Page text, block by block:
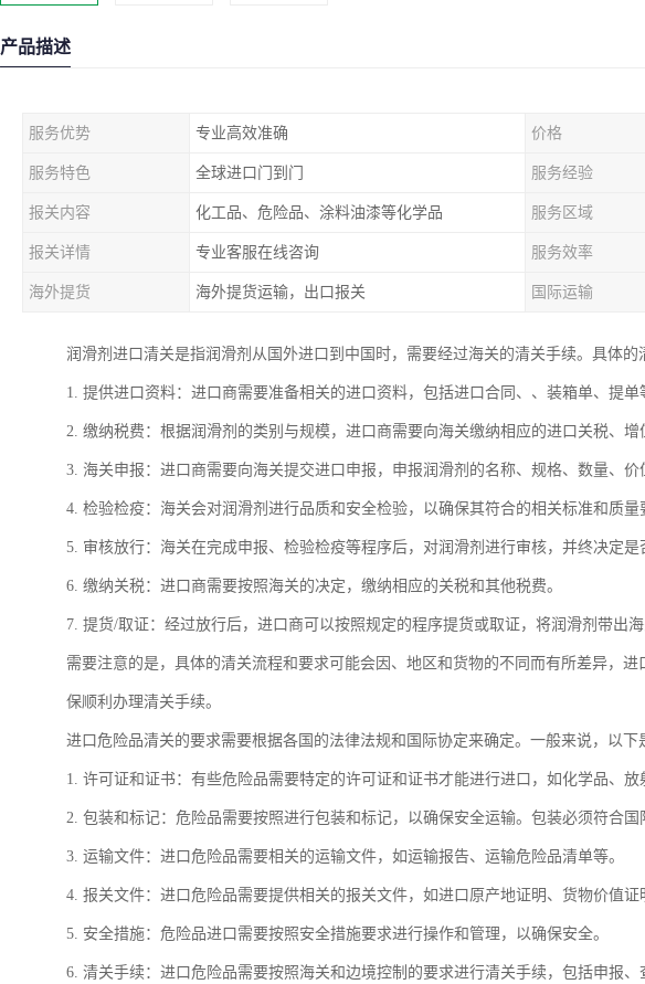
产品描述
服务优势 专业高效准确 价格
服务特色 全球进口门到门 服务经验
报关内容 化工品、危险品、涂料油漆等化学品 服务区域
报关详情 专业客服在线咨询 服务效率
海外提货 海外提货运输，出口报关 国际运输
润滑剂进口清关是指润滑剂从国外进口到中国时，需要经过海关的清关手续。具体的
1. 提供进口资料：进口商需要准备相关的进口资料，包括进口合同、、装箱单、提单
2. 缴纳税费：根据润滑剂的类别与规模，进口商需要向海关缴纳相应的进口关税、
3. 海关申报：进口商需要向海关提交进口申报，申报润滑剂的名称、规格、数量、
4. 检验检疫：海关会对润滑剂进行品质和安全检验，以确保其符合的相关标准和质量
5. 审核放行：海关在完成申报、检验检疫等程序后，对润滑剂进行审核，并终决定是
6. 缴纳关税：进口商需要按照海关的决定，缴纳相应的关税和其他税费。
7. 提货/取证：经过放行后，进口商可以按照规定的程序提货或取证，将润滑剂带出
需要注意的是，具体的清关流程和要求可能会因、地区和货物的不同而有所差异，
保顺利办理清关手续。
进口危险品清关的要求需要根据各国的法律法规和国际协定来确定。一般来说，以下
1. 许可证和证书：有些危险品需要特定的许可证和证书才能进行进口，如化学品、放
2. 包装和标记：危险品需要按照进行包装和标记，以确保安全运输。包装必须符合
3. 运输文件：进口危险品需要相关的运输文件，如运输报告、运输危险品清单等。
4. 报关文件：进口危险品需要提供相关的报关文件，如进口原产地证明、货物价值证
5. 安全措施：危险品进口需要按照安全措施要求进行操作和管理，以确保安全。
6. 清关手续：进口危险品需要按照海关和边境控制的要求进行清关手续，包括申报、